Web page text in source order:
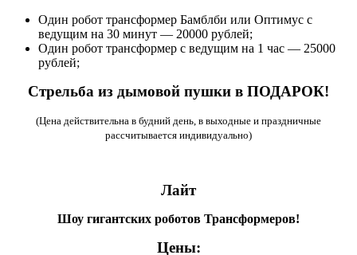
Один робот трансформер Бамблби или Оптимус с
ведущим на 30 минут — 20000 рублей;
Один робот трансформер с ведущим на 1 час — 25000
рублей;
Стрельба из дымовой пушки в ПОДАРОК!
(Цена действительна в будний день, в выходные и праздничные
рассчитывается индивидуально)
Лайт
Шоу гигантских роботов Трансформеров!
Цены: